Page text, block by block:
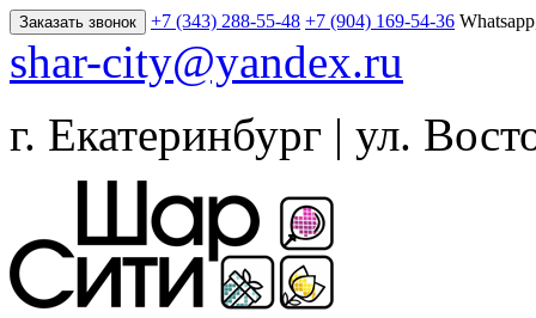
Заказать звонок +7 (343) 288-55-48 +7 (904) 169-54-36
shar-city@yandex.ru
г. Екатеринбург | ул.